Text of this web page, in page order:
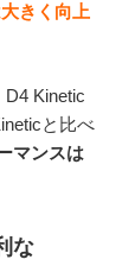
きく向上
Kinetic
と比べ
マンスは
な